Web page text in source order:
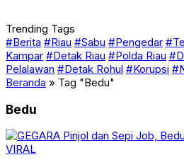
Trending Tags
#Berita #Riau #Sabu #Pengedar
Kampar #Detak Riau #Polda Riau
Pelalawan #Detak Rohul #Korupsi
Beranda » Tag "Bedu"
Bedu
VIRAL